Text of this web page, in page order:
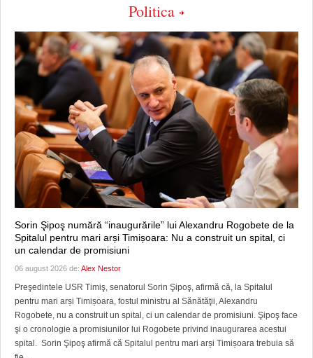
Politica
Sorin Şipoş numără “inaugurările” lui Alexandru Rogobete de la
Spitalul pentru mari arși Timișoara: Nu a construit un spital, ci
un calendar de promisiuni
06 august 2026 de: Alex Nestor
Preşedintele USR Timiş, senatorul Sorin Şipoş, afirmă că, la Spitalul
pentru mari arși Timișoara, fostul ministru al Sănătăţii, Alexandru
Rogobete, nu a construit un spital, ci un calendar de promisiuni. Şipoş face
şi o cronologie a promisiunilor lui Rogobete privind inaugurarea acestui
spital. Sorin Şipoş afirmă că Spitalul pentru mari arși Timișoara trebuia să